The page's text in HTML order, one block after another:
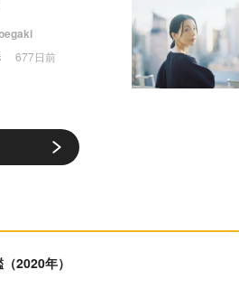
677日前
2020年）